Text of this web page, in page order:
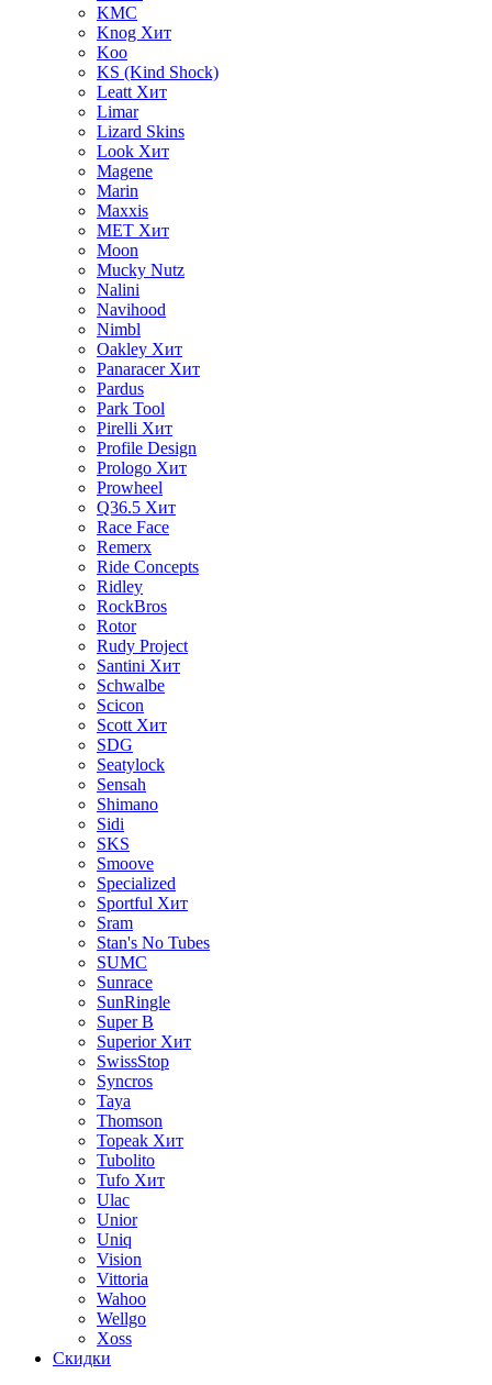
KMC
Knog Хит
Koo
KS (Kind Shock)
Leatt Хит
Limar
Lizard Skins
Look Хит
Magene
Marin
Maxxis
MET Хит
Moon
Mucky Nutz
Nalini
Navihood
Nimbl
Oakley Хит
Panaracer Хит
Pardus
Park Tool
Pirelli Хит
Profile Design
Prologo Хит
Prowheel
Q36.5 Хит
Race Face
Remerx
Ride Concepts
Ridley
RockBros
Rotor
Rudy Project
Santini Хит
Schwalbe
Scicon
Scott Хит
SDG
Seatylock
Sensah
Shimano
Sidi
SKS
Smoove
Specialized
Sportful Хит
Sram
Stan's No Tubes
SUMC
Sunrace
SunRingle
Super B
Superior Хит
SwissStop
Syncros
Taya
Thomson
Topeak Хит
Tubolito
Tufo Хит
Ulac
Unior
Uniq
Vision
Vittoria
Wahoo
Wellgo
Xoss
Скидки